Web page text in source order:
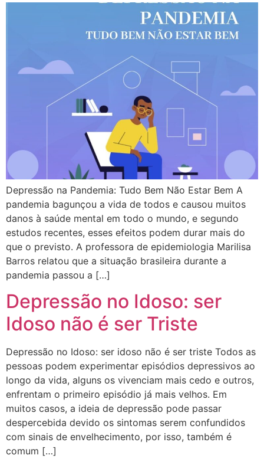
Depressão na Pandemia: Tudo Bem Não Estar Bem A
pandemia bagunçou a vida de todos e causou muitos
danos à saúde mental em todo o mundo, e segundo
estudos recentes, esses efeitos podem durar mais do
que o previsto. A professora de epidemiologia Marilisa
Barros relatou que a situação brasileira durante a
pandemia passou a […]
Depressão no Idoso: ser
Idoso não é ser Triste
Depressão no Idoso: ser idoso não é ser triste Todos as
pessoas podem experimentar episódios depressivos ao
longo da vida, alguns os vivenciam mais cedo e outros,
enfrentam o primeiro episódio já mais velhos. Em
muitos casos, a ideia de depressão pode passar
despercebida devido os sintomas serem confundidos
com sinais de envelhecimento, por isso, também é
comum […]